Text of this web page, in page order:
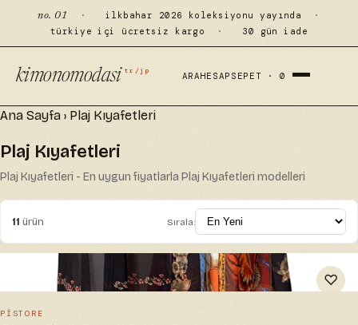
no. 01 · ilkbahar 2026 koleksiyonu yayında
·
türkiye içi ücretsiz kargo
· 30 gün iade
kimonomodasi tr/jp
ARAHESAP SEPET ·0
Ana Sayfa › Plaj Kıyafetleri
Plaj Kıyafetleri
Plaj Kıyafetleri - En uygun fiyatlarla Plaj Kıyafetleri modelleri
11 ürün Sırala:
♡
" alt="Pistore Etnik Desenli Belden Bağlamalı Uzun Pareo
Kadın Plaj Elbisesi Yeni Sezon" loading="lazy">
PISTORE